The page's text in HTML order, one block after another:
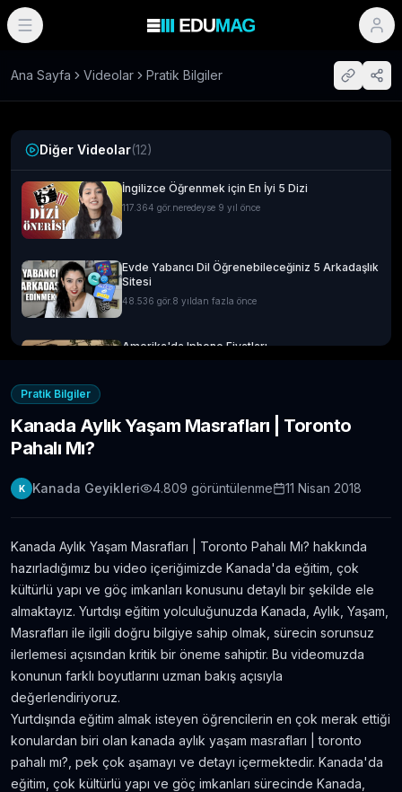
Ana Sayfa Videolar Pratik Bilgiler
Diğer Videolar(12)
İngilizce Öğrenmek için En İyi 5 Dizi
117.364 gör. neredeyse 9 yıl önce
Evde Yabancı Dil Öğrenebileceğiniz 5 Arkadaşlık
Sitesi
48.536 gör. 8 yıldan fazla önce
Amerika'da Iphone Fiyatları
Londra Erasmus Stajı Hikayem ve Tavsiyelerim
Evde Dil Öğren
8 yıldan fazla önce
İngilizce Öğrenmek için 30 Youtube Kanalı
Avustralya’da Çekilmiş 7 Efsane Film
6.403gör.neredeyse 11 yıl önce
Film ve Dizi İzleyerek İngilizce Öğrenmek
İsteyenlere Tavsiyeler
Pratik Bilgiler
Kanada Aylık Yaşam Masrafları | Toronto
Pahalı Mı?
K Kanada Geyikleri 4.809 görüntülenme 11 Nisan 2018
Kanada Aylık Yaşam Masrafları | Toronto Pahalı Mı? hakkında
hazırladığımız bu video içeriğimizde Kanada'da eğitim, çok
kültürlü yapı ve göç imkanları konusunu detaylı bir şekilde ele
almaktayız. Yurtdışı eğitim yolculuğunuzda Kanada, Aylık, Yaşam,
Masrafları ile ilgili doğru bilgiye sahip olmak, sürecin sorunsuz
ilerlemesi açısından kritik bir öneme sahiptir. Bu videomuzda
konunun farklı boyutlarını uzman bakış açısıyla
değerlendiriyoruz.
Yurtdışında eğitim almak isteyen öğrencilerin en çok merak ettiği
konulardan biri olan kanada aylık yaşam masrafları | toronto
pahalı mı?, pek çok aşamayı ve detayı içermektedir. Kanada'da
eğitim, çok kültürlü yapı ve göç imkanları sürecinde Kanada,